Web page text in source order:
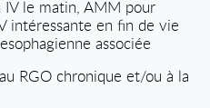
le matin, AMM pour
intéressante en fin de vie
associée
RGO chronique et/ou à la